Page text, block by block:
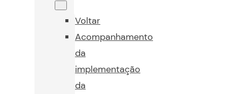
Voltar
Acompanhamento
da
implementação
da